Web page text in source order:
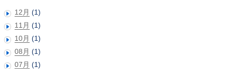
12月 (1)
11月 (1)
10月 (1)
08月 (1)
07月 (1)